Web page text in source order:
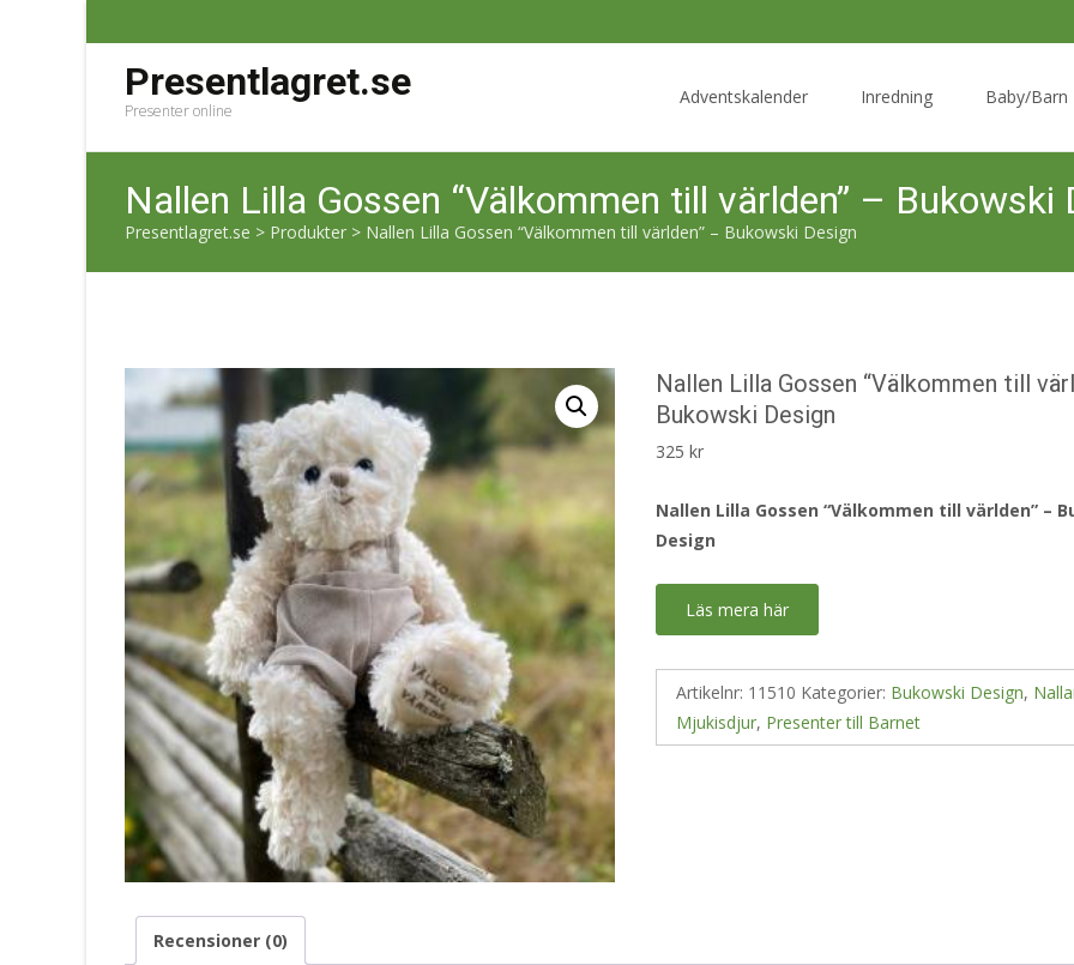
Presentlagret.se
Presenter online
Adventskalender Inredning Baby/Barn
Nallen Lilla Gossen “Välkommen till världen” – Bukowski
Presentlagret.se > Produkter > Nallen Lilla Gossen “Välkommen till världen” – Bukowski Design
Nallen Lilla Gossen “Välkommen till
Bukowski Design
325kr
Nallen Lilla Gossen “Välkommen till världen” –
Design
Läs mera här
Artikelnr: 11510 Kategorier: Bukowski Design,
Mjukisdjur, Presenter till Barnet
Recensioner (0)